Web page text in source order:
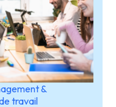
&
travail